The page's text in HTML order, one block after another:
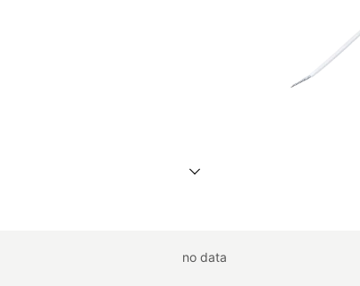
no data